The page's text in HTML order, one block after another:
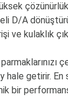
D/A
ve kulaklık
hale getirir.
bir